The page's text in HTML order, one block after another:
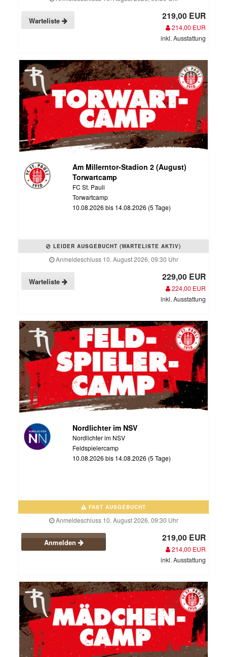
Warteliste 219,00 EUR
214,00 EUR
inkl. Ausstattung
Am Millerntor-Stadion 2 (August)
Torwartcamp
FC St. Pauli
Torwartcamp
10.08.2026 bis 14.08.2026 (5 Tage)
LEIDER AUSGEBUCHT (WARTELISTE AKTIV)
Anmeldeschluss 10. August 2026, 09:30 Uhr
Warteliste 229,00 EUR
224,00 EUR
inkl. Ausstattung
Nordlichter im NSV
Nordlichter im NSV
Feldspielercamp
10.08.2026 bis 14.08.2026 (5 Tage)
FAST AUSGEBUCHT
Anmeldeschluss 10. August 2026, 09:30 Uhr
Anmelden 219,00 EUR
214,00 EUR
inkl. Ausstattung